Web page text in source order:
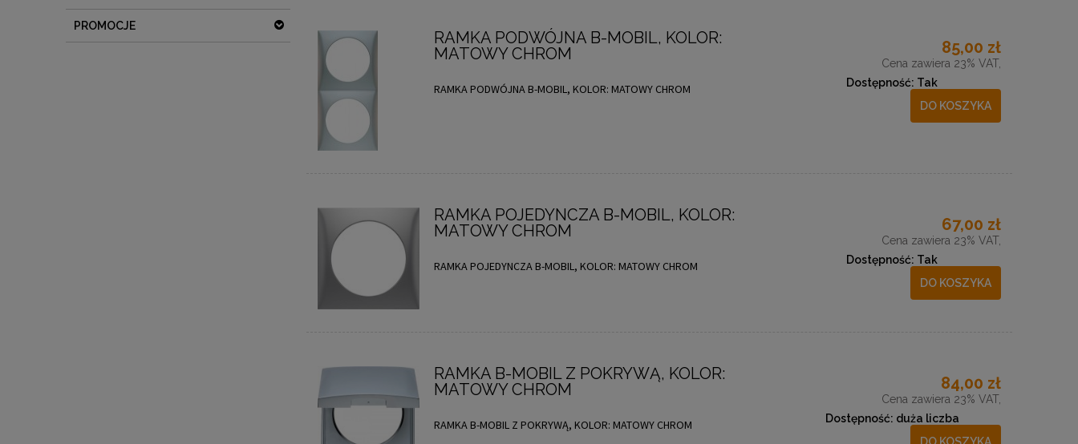
PROMOCJE
RAMKA PODWÓJNA B-MOBIL, KOLOR:
MATOWY CHROM
RAMKA PODWÓJNA B-MOBIL, KOLOR: MATOWY CHROM
85,00 zł
Cena zawiera 23% VAT,
Dostępność: Tak
DO KOSZYKA
RAMKA POJEDYNCZA B-MOBIL, KOLOR:
MATOWY CHROM
RAMKA POJEDYNCZA B-MOBIL, KOLOR: MATOWY CHROM
67,00 zł
Cena zawiera 23% VAT,
Dostępność: Tak
DO KOSZYKA
RAMKA B-MOBIL Z POKRYWĄ, KOLOR:
MATOWY CHROM
RAMKA B-MOBIL Z POKRYWĄ, KOLOR: MATOWY CHROM
84,00 zł
Cena zawiera 23% VAT,
Dostępność: duża liczba